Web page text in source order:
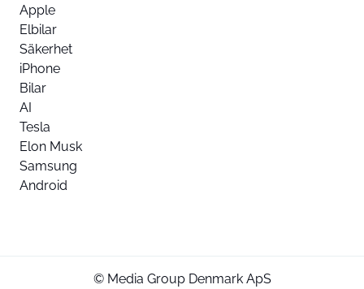
Apple
Elbilar
Säkerhet
iPhone
Bilar
AI
Tesla
Elon Musk
Samsung
Android
© Media Group Denmark ApS